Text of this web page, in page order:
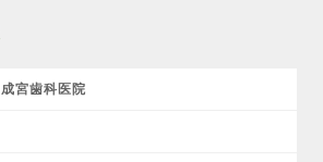
成宮歯科医院